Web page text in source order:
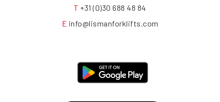
T +31 (0)30 688 48 84
E info@lismanforklifts.com